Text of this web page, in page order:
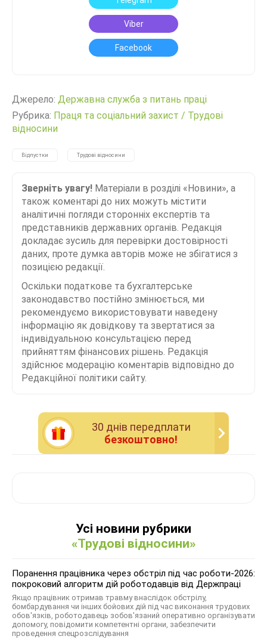
Viber
Facebook
Джерело: Державна служба з питань праці
Рубрика: Праця та соціальний захист / Трудові
відносини
Відпустки Трудові відносини
Зверніть увагу! Матеріали в розділі «Новини», а
також коментарі до них можуть містити
аналітичні погляди сторонніх експертів та
представників державних органів. Редакція
докладає зусиль для перевірки достовірності
даних, проте думка авторів може не збігатися з
позицією редакції.
Оскільки податкове та бухгалтерське
законодавство постійно змінюється, ми
рекомендуємо використовувати наведену
інформацію як довідкову та звертатися за
індивідуальною консультацією перед
прийняттям фінансових рішень. Редакція
здійснює модерацію коментарів відповідно до
Редакційної політики сайту.
30 днiв передплати
безкоштовно!
Усі новини рубрики
«Трудові відносини»
Поранення працівника через обстріл під час роботи-2026:
покроковий алгоритм дій роботодавців від Держпраці
Якщо працівник отримав травму внаслідок обстрілу,
бомбардування чи інших бойових дій під час виконання трудових
обов'язків, роботодавець зобов'язаний оперативно організувати
допомогу, повідомити компетентні органи, забезпечити
проведення спецрозслідування